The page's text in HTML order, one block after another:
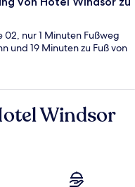
02, nur 1 Minuten Fußweg
und 19 Minuten zu Fuß von
Windsor